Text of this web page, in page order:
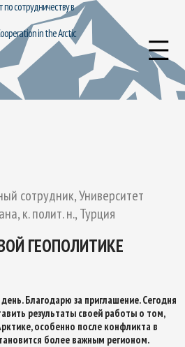
сотрудничеству в
in the Arctic
сотрудник, Университет
к. полит. н., Турция
ГЕОПОЛИТИКЕ
Благодарю за приглашение. Сегодня
результаты своей работы о том,
особенно после конфликта в
более важным регионом.